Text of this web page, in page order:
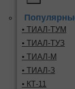
• ТИАЛ-ТУМ
• ТИАЛ-ТУЗ
• ТИАЛ-М
• ТИАЛ-З
• КТ-11